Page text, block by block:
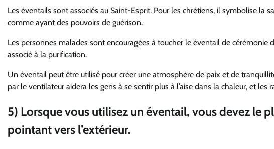
Les éventails sont associés au Saint-Esprit. Pour les chrétiens, il symbolise la
comme ayant des pouvoirs de guérison.
Les personnes malades sont encouragées à toucher le éventail de
associé à la purification.
Un éventail peut être utilisé pour créer une atmosphère de paix et de
par le ventilateur aidera les gens à se sentir plus à l’aise dans la chaleur, et
5) Lorsque vous utilisez un éventail, vous devez le
pointant vers l’extérieur.